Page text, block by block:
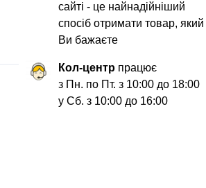
сайті - це найнадійніший
спосіб отримати товар, який
Ви бажаєте
Кол-центрпрацює
з Пн. по Пт. з 10:00 до 18:00
у Сб. з 10:00 до 16:00